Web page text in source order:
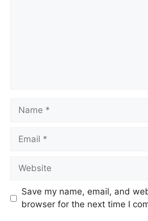
Save my name, email, and
browser for the next time I